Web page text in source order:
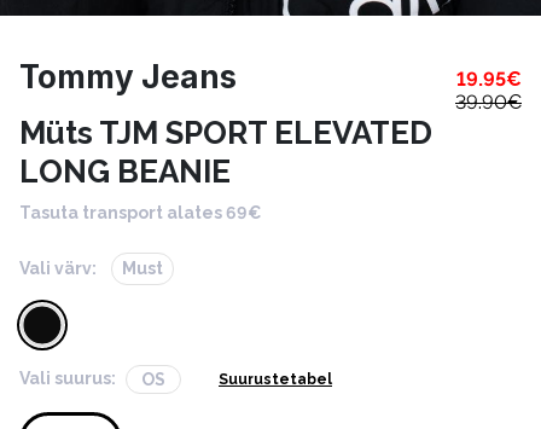
Tommy Jeans 19.95€
39.90€
Müts TJM SPORT ELEVATED
LONG BEANIE
Tasuta transport alates 69€
Vali värv: Must
Vali suurus: OS Suurustetabel